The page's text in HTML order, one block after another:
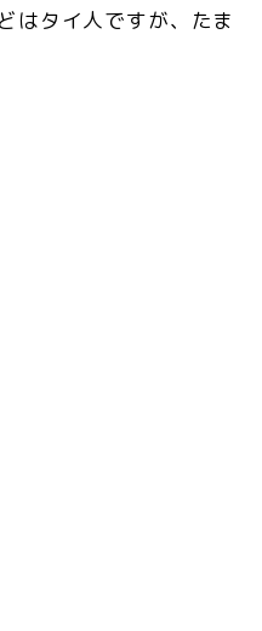
はタイ人ですが、たま